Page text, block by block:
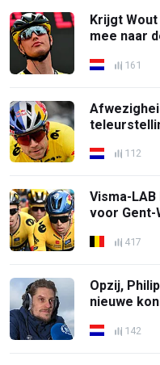
Krijgt
mee naar
161
112
Visma-
voor Gent-
417
Opzij,
nieuwe
142